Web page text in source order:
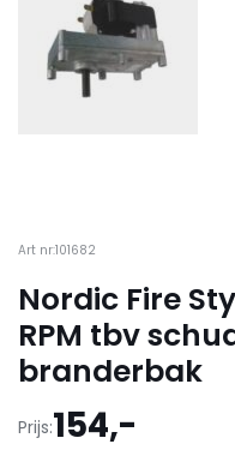
Art nr:101682
Nordic Fire
RPM tbv
branderbak
Prijs:154,-